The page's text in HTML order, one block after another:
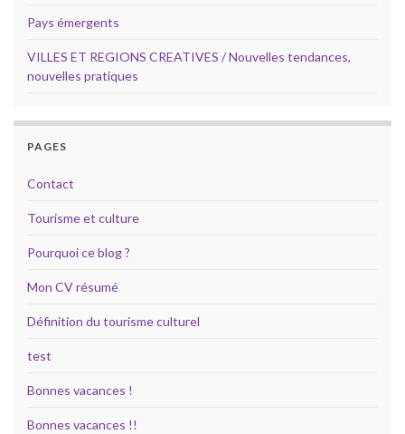
Pays émergents
VILLES ET REGIONS CREATIVES / Nouvelles tendances,
nouvelles pratiques
PAGES
Contact
Tourisme et culture
Pourquoi ce blog ?
Mon CV résumé
Définition du tourisme culturel
test
Bonnes vacances !
Bonnes vacances !!